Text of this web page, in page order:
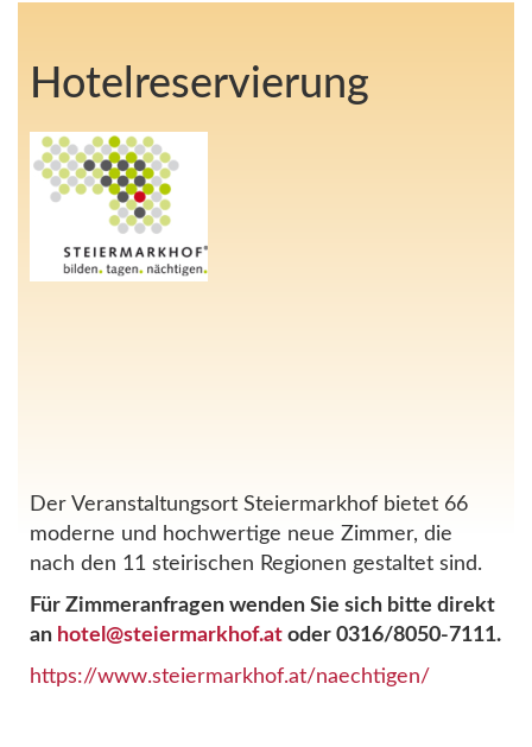
Hotelreservierung
Der Veranstaltungsort Steiermarkhof bietet 66
moderne und hochwertige neue Zimmer, die
nach den 11 steirischen Regionen gestaltet sind.
Für Zimmeranfragen wenden Sie sich bitte direkt
an hotel@steiermarkhof.at oder 0316/8050-7111.
https://www.steiermarkhof.at/naechtigen/